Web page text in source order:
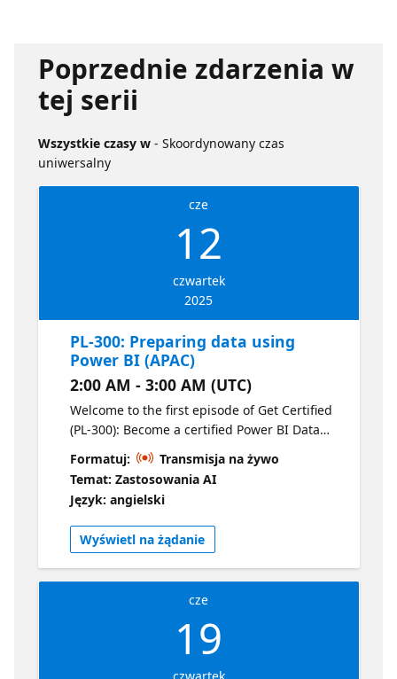
Poprzednie zdarzenia w
tej serii
Wszystkie czasy w - Skoordynowany czas
uniwersalny
cze
12
czwartek
2025
PL-300: Preparing data using
Power BI (APAC)
2:00 AM - 3:00 AM (UTC)
Welcome to the first episode of Get Certified
(PL-300): Become a certified Power BI Data
Analyst. The focus of this episode is
preparing your data using Power BI. This
episode starts with an overview of PL-300
and Power BI, then quickly transitions into
getting data, profiling and cleaning data and
finally transforming and loading data.
Formatuj:
Transmisja na żywo
Temat: Zastosowania AI
Język: angielski
Wyświetl na żądanie
cze
19